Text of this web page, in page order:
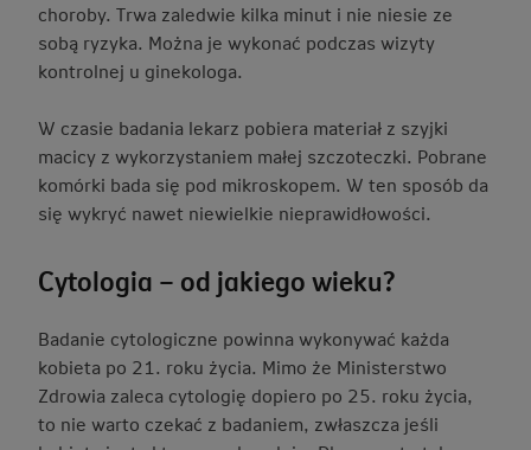
choroby. Trwa zaledwie kilka minut i nie niesie ze
sobą ryzyka. Można je wykonać podczas wizyty
kontrolnej u ginekologa.
W czasie badania lekarz pobiera materiał z szyjki
macicy z wykorzystaniem małej szczoteczki. Pobrane
komórki bada się pod mikroskopem. W ten sposób da
się wykryć nawet niewielkie nieprawidłowości.
Cytologia – od jakiego wieku?
Badanie cytologiczne powinna wykonywać każda
kobieta po 21. roku życia. Mimo że Ministerstwo
Zdrowia zaleca cytologię dopiero po 25. roku życia,
to nie warto czekać z badaniem, zwłaszcza jeśli